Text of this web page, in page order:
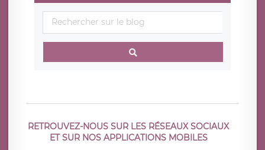
RETROUVEZ-NOUS SUR LES RÉSEAUX SOCIAUX
ET SUR NOS APPLICATIONS MOBILES